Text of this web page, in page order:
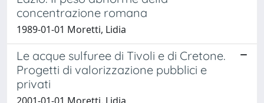
concentrazione romana
1989-01-01 Moretti, Lidia
Le acque sulfuree di Tivoli e di Cretone.
Progetti di valorizzazione pubblici e
privati